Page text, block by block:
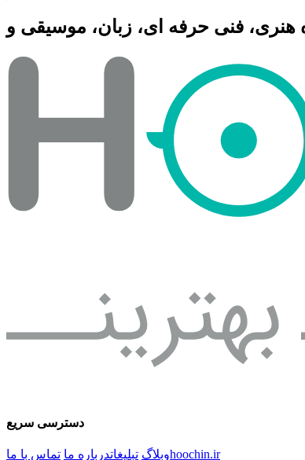
دسترسی سریع
وبلاگ تبلیغاتدرباره ما تماس با ما hoochin.ir